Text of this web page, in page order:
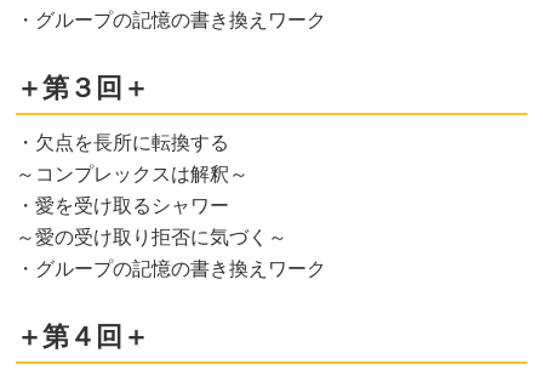
・グループの記憶の書き換えワーク
＋第３回＋
・欠点を長所に転換する
～コンプレックスは解釈～
・愛を受け取るシャワー
～愛の受け取り拒否に気づく～
・グループの記憶の書き換えワーク
＋第４回＋